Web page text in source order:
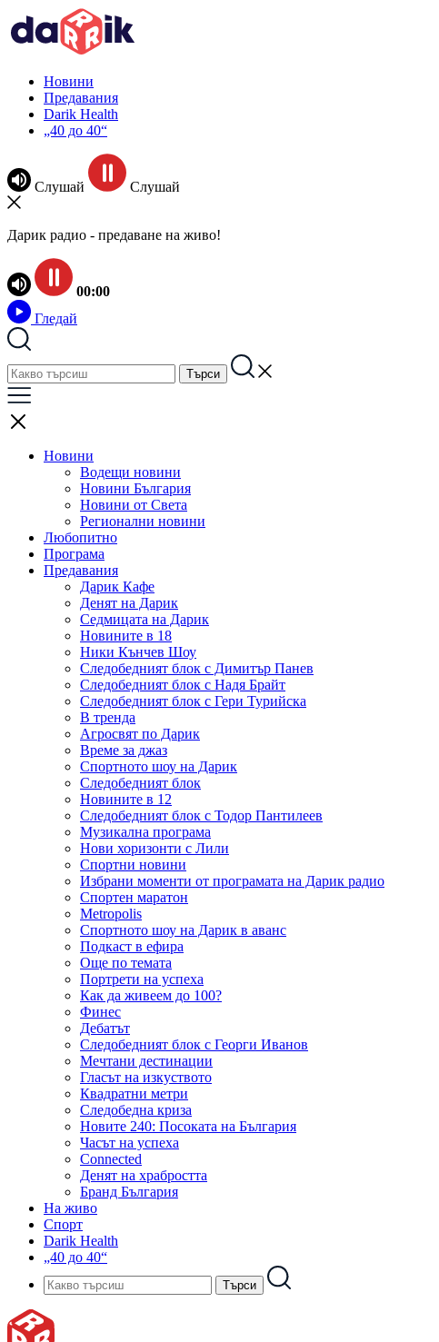
Новини
Предавания
Darik Health
„40 до 40“
Слушай Слушай
Дарик радио - предаване на живо!
00:00
Гледай
Новини
Водещи новини
Новини България
Новини от Света
Регионални новини
Любопитно
Програма
Предавания
Дарик Кафе
Денят на Дарик
Седмицата на Дарик
Новините в 18
Ники Кънчев Шоу
Следобедният блок с Димитър Панев
Следобедният блок с Надя Брайт
Следобедният блок с Гери Турийска
В тренда
Агросвят по Дарик
Време за джаз
Спортното шоу на Дарик
Следобедният блок
Новините в 12
Следобедният блок с Тодор Пантилеев
Музикална програма
Нови хоризонти с Лили
Спортни новини
Избрани моменти от програмата на Дарик радио
Спортен маратон
Metropolis
Спортното шоу на Дарик в аванс
Подкаст в ефира
Още по темата
Портрети на успеха
Как да живеем до 100?
Финес
Дебатът
Следобедният блок с Георги Иванов
Мечтани дестинации
Гласът на изкуството
Квадратни метри
Следобедна криза
Новите 240: Посоката на България
Часът на успеха
Connected
Денят на храбростта
Бранд България
На живо
Спорт
Darik Health
„40 до 40“